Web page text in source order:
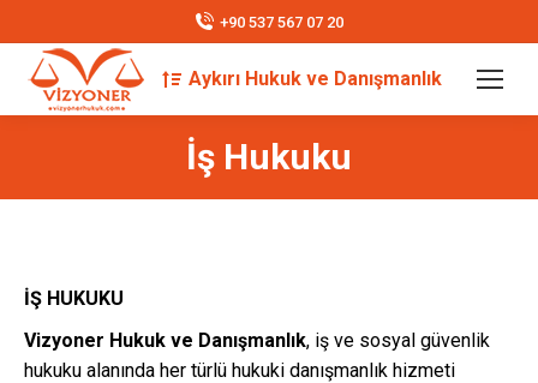
+90 537 567 07 20
Search:
Aykırı Hukuk ve Danışmanlık
İş Hukuku
İŞ HUKUKU
Vizyoner Hukuk ve Danışmanlık, iş ve sosyal güvenlik
hukuku alanında her türlü hukuki danışmanlık hizmeti